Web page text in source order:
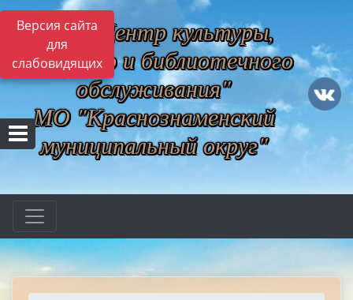
Версия сайта
для
слабовидящих
МБУ "Центр культуры,
музейного и библиотечного
обслуживания"
МО "Краснознаменский
муниципальный округ"